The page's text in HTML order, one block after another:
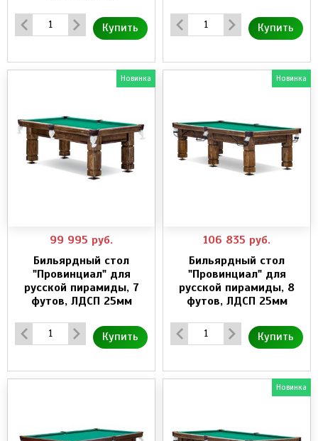
Купить Купить
Новинка
99 995 руб.
Бильярдный стол
"Провинциал" для
русской пирамиды, 7
футов, ЛДСП 25мм
Купить
Новинка
106 835 руб.
Бильярдный стол
"Провинциал" для
русской пирамиды, 8
футов, ЛДСП 25мм
Купить
Новинка